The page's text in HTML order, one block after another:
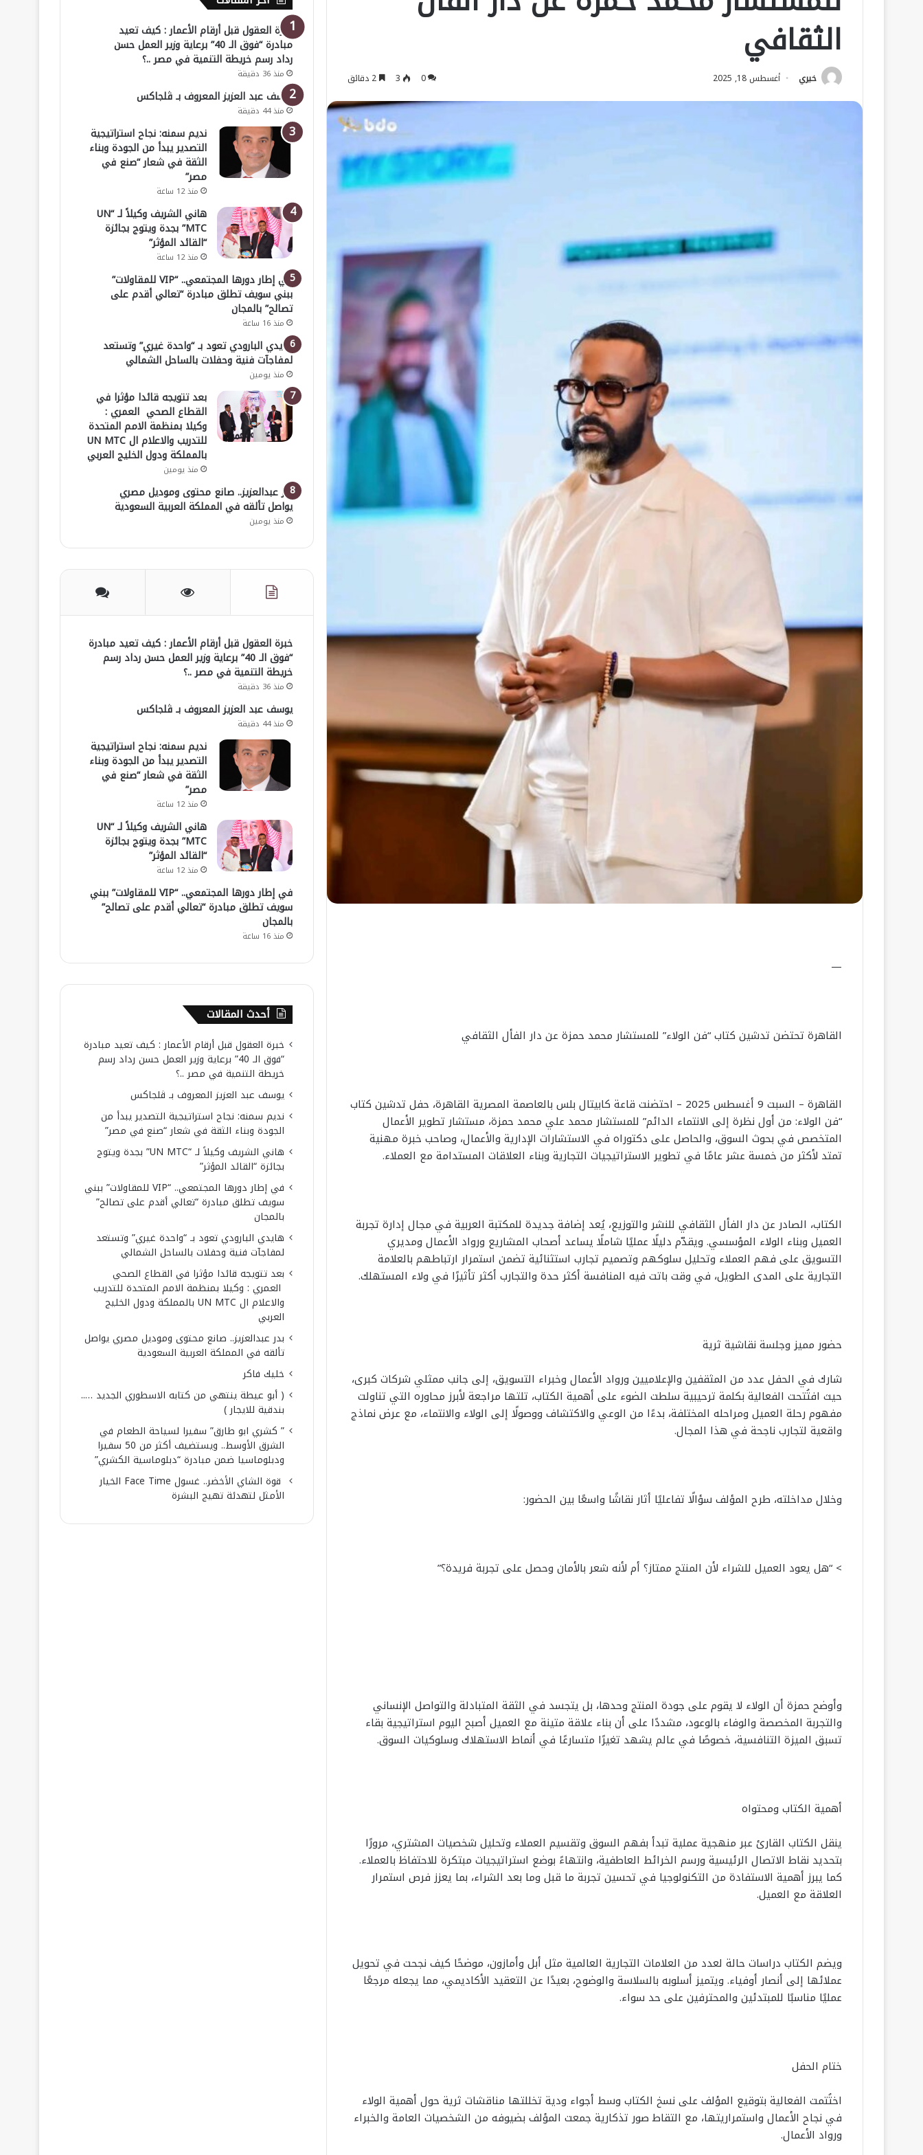
الثقافي
خيري أغسطس 18, 2025 0
3
—
القاهرة تحتضن تدشين كتاب “فن الولاء” للمستشار محمد حمزة عن دار الفأل الثقافي
القاهرة – السبت 9 أغسطس 2025 – احتضنت قاعة كابيتال بلس بالعاصمة المصرية القاهرة، حفل تدشين كتاب
“فن الولاء: من أول نظرة إلى الانتماء الدائم” للمستشار محمد علي محمد حمزة، مستشار تطوير الأعمال
المتخصص في بحوث السوق، والحاصل على دكتوراه في الاستشارات الإدارية والأعمال، وصاحب خبرة مهنية
تمتد لأكثر من خمسة عشر عامًا في تطوير الاستراتيجيات التجارية وبناء العلاقات المستدامة مع العملاء.
الكتاب، الصادر عن دار الفأل الثقافي للنشر والتوزيع، يُعد إضافة جديدة للمكتبة العربية في مجال إدارة تجربة
العميل وبناء الولاء المؤسسي. ويقدّم دليلًا عمليًا شاملًا يساعد أصحاب المشاريع ورواد الأعمال ومديري
التسويق على فهم العملاء وتحليل سلوكهم وتصميم تجارب استثنائية تضمن استمرار ارتباطهم بالعلامة
التجارية على المدى الطويل، في وقت باتت فيه المنافسة أكثر حدة والتجارب أكثر تأثيرًا في ولاء المستهلك.
حضور مميز وجلسة نقاشية ثرية
شارك في الحفل عدد من المثقفين والإعلاميين ورواد الأعمال وخبراء التسويق، إلى جانب ممثلي شركات كبرى،
حيث افتُتحت الفعالية بكلمة ترحيبية سلطت الضوء على أهمية الكتاب، تلتها مراجعة لأبرز محاوره التي تناولت
مفهوم رحلة العميل ومراحله المختلفة، بدءًا من الوعي والاكتشاف ووصولًا إلى الولاء والانتماء، مع عرض نماذج
واقعية لتجارب ناجحة في هذا المجال.
وخلال مداخلته، طرح المؤلف سؤالًا تفاعليًا أثار نقاشًا واسعًا بين الحضور:
> “هل يعود العميل للشراء لأن المنتج ممتاز؟ أم لأنه شعر بالأمان وحصل على تجربة فريدة؟”
وأوضح حمزة أن الولاء لا يقوم على جودة المنتج وحدها، بل يتجسد في الثقة المتبادلة والتواصل الإنساني
والتجربة المخصصة والوفاء بالوعود، مشددًا على أن بناء علاقة متينة مع العميل أصبح اليوم استراتيجية بقاء
تسبق الميزة التنافسية، خصوصًا في عالم يشهد تغيرًا متسارعًا في أنماط الاستهلاك وسلوكيات السوق.
أهمية الكتاب ومحتواه
ينقل الكتاب القارئ عبر منهجية عملية تبدأ بفهم السوق وتقسيم العملاء وتحليل شخصيات المشتري، مرورًا
بتحديد نقاط الاتصال الرئيسية ورسم الخرائط العاطفية، وانتهاءً بوضع استراتيجيات مبتكرة للاحتفاظ بالعملاء.
كما يبرز أهمية الاستفادة من التكنولوجيا في تحسين تجربة ما قبل وما بعد الشراء، بما يعزز فرص استمرار
العلاقة مع العميل.
ويضم الكتاب دراسات حالة لعدد من العلامات التجارية العالمية مثل أبل وأمازون، موضحًا كيف نجحت في تحويل
عملائها إلى أنصار أوفياء. ويتميز أسلوبه بالسلاسة والوضوح، بعيدًا عن التعقيد الأكاديمي، مما يجعله مرجعًا
عمليًا مناسبًا للمبتدئين والمحترفين على حد سواء.
ختام الحفل
اختُتمت الفعالية بتوقيع المؤلف على نسخ الكتاب وسط أجواء ودية تخللتها مناقشات ثرية حول أهمية الولاء
في نجاح الأعمال واستمراريتها، مع التقاط صور تذكارية جمعت المؤلف بضيوفه من الشخصيات العامة والخبراء
ورواد الأعمال.
خبرة العقول قبل أرقام الأعمار : كيف تعيد
مبادرة “فوق الـ 40” برعاية وزير العمل حسن
رداد رسم خريطة التنمية في مصر ..؟
منذ 36 دقيقة
يوسف عبد العزيز المعروف بـ ڤلجاكس
منذ 44 دقيقة
نديم سمنه: نجاح استراتيجية
التصدير يبدأ من الجودة وبناء
الثقة في شعار “صنع في
مصر”
منذ 12 ساعة
هاني الشريف وكيلاً لـ “UN
MTC” بجدة ويتوج بجائزة
“القائد المؤثر”
منذ 12 ساعة
في إطار دورها المجتمعي.. “VIP للمقاولات”
ببني سويف تطلق مبادرة “تعالي أقدم على
تصالح” بالمجان
منذ 16 ساعة
هايدي البارودي تعود بـ “واحدة غيري” وتستعد
لمفاجآت فنية وحفلات بالساحل الشمالي
منذ يومين
بعد تتويجه قائدا مؤثرا في
القطاع الصحي العمري :
وكيلا بمنظمة الامم المتحدة
للتدريب والاعلام ال UN MTC
بالمملكة ودول الخليج العربي
منذ يومين
بدر عبدالعزيز.. صانع محتوى وموديل مصري
يواصل تألقه في المملكة العربية السعودية
منذ يومين
خبرة العقول قبل أرقام الأعمار : كيف تعيد مبادرة
“فوق الـ 40” برعاية وزير العمل حسن رداد رسم
خريطة التنمية في مصر ..؟
منذ 36 دقيقة
يوسف عبد العزيز المعروف بـ ڤلجاكس
منذ 44 دقيقة
نديم سمنه: نجاح استراتيجية
التصدير يبدأ من الجودة وبناء
الثقة في شعار “صنع في
مصر”
منذ 12 ساعة
هاني الشريف وكيلاً لـ “UN
MTC” بجدة ويتوج بجائزة
“القائد المؤثر”
منذ 12 ساعة
في إطار دورها المجتمعي.. “VIP للمقاولات” ببني
سويف تطلق مبادرة “تعالي أقدم على تصالح”
بالمجان
منذ 16 ساعة
أحدث المقالات
خبرة العقول قبل أرقام الأعمار : كيف تعيد مبادرة
“فوق الـ 40” برعاية وزير العمل حسن رداد رسم
خريطة التنمية في مصر ..؟
يوسف عبد العزيز المعروف بـ ڤلجاكس
نديم سمنه: نجاح استراتيجية التصدير يبدأ من
الجودة وبناء الثقة في شعار “صنع في مصر”
هاني الشريف وكيلاً لـ “UN MTC” بجدة ويتوج
بجائزة “القائد المؤثر”
في إطار دورها المجتمعي.. “VIP للمقاولات” ببني
سويف تطلق مبادرة “تعالي أقدم على تصالح”
بالمجان
هايدي البارودي تعود بـ “واحدة غيري” وتستعد
لمفاجآت فنية وحفلات بالساحل الشمالي
بعد تتويجه قائدا مؤثرا في القطاع الصحي
العمري : وكيلا بمنظمة الامم المتحدة للتدريب
والاعلام ال UN MTC بالمملكة ودول الخليج
العربي
بدر عبدالعزيز.. صانع محتوى وموديل مصري يواصل
تألقه في المملكة العربية السعودية
خليك فاكر
( أبو عيطة ينتهي من كتابه الاسطوري الجديد …..
بندقية للايجار )
” كشري ابو طارق” سفيرا لسياحة الطعام في
الشرق الأوسط.. ويستضيف أكثر من 50 سفيرا
ودبلوماسيا ضمن مبادرة “دبلوماسية الكشري”
قوة الشاي الأخضر.. غسول Face Time الخيار
الأمثل لتهدئة تهيج البشرة